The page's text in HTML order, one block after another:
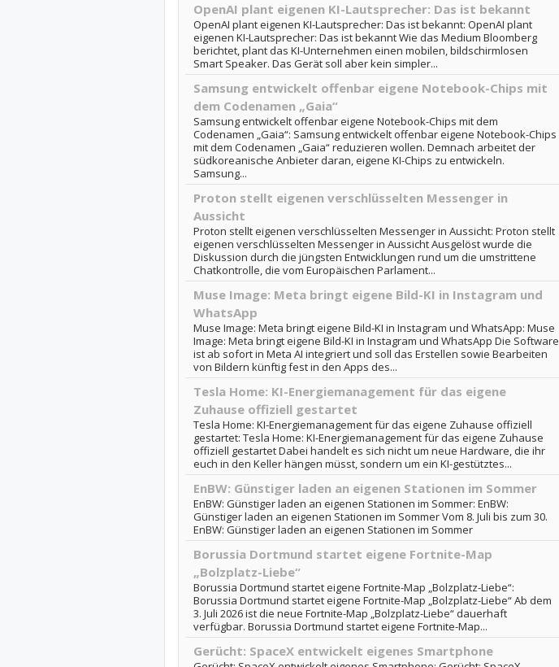
OpenAI plant eigenen KI-Lautsprecher: Das ist bekannt
OpenAI plant eigenen KI-Lautsprecher: Das ist bekannt: OpenAI plant
eigenen KI-Lautsprecher: Das ist bekannt Wie das Medium Bloomberg
berichtet, plant das KI-Unternehmen einen mobilen, bildschirmlosen
Smart Speaker. Das Gerät soll aber kein simpler...
Samsung entwickelt offenbar eigene Notebook-Chips mit
dem Codenamen „Gaia“
Samsung entwickelt offenbar eigene Notebook-Chips mit dem
Codenamen „Gaia“: Samsung entwickelt offenbar eigene Notebook-Chips
mit dem Codenamen „Gaia“ reduzieren wollen. Demnach arbeitet der
südkoreanische Anbieter daran, eigene KI-Chips zu entwickeln.
Samsung...
Proton stellt eigenen verschlüsselten Messenger in
Aussicht
Proton stellt eigenen verschlüsselten Messenger in Aussicht: Proton stellt
eigenen verschlüsselten Messenger in Aussicht Ausgelöst wurde die
Diskussion durch die jüngsten Entwicklungen rund um die umstrittene
Chatkontrolle, die vom Europäischen Parlament...
Muse Image: Meta bringt eigene Bild-KI in Instagram und
WhatsApp
Muse Image: Meta bringt eigene Bild-KI in Instagram und WhatsApp: Muse
Image: Meta bringt eigene Bild-KI in Instagram und WhatsApp Die Software
ist ab sofort in Meta AI integriert und soll das Erstellen sowie Bearbeiten
von Bildern künftig fest in den Apps des...
Tesla Home: KI-Energiemanagement für das eigene
Zuhause offiziell gestartet
Tesla Home: KI-Energiemanagement für das eigene Zuhause offiziell
gestartet: Tesla Home: KI-Energiemanagement für das eigene Zuhause
offiziell gestartet Dabei handelt es sich nicht um neue Hardware, die ihr
euch in den Keller hängen müsst, sondern um ein KI-gestütztes...
EnBW: Günstiger laden an eigenen Stationen im Sommer
EnBW: Günstiger laden an eigenen Stationen im Sommer: EnBW:
Günstiger laden an eigenen Stationen im Sommer Vom 8. Juli bis zum 30.
EnBW: Günstiger laden an eigenen Stationen im Sommer
Borussia Dortmund startet eigene Fortnite-Map
„Bolzplatz-Liebe“
Borussia Dortmund startet eigene Fortnite-Map „Bolzplatz-Liebe“:
Borussia Dortmund startet eigene Fortnite-Map „Bolzplatz-Liebe“ Ab dem
3. Juli 2026 ist die neue Fortnite-Map „Bolzplatz-Liebe“ dauerhaft
verfügbar. Borussia Dortmund startet eigene Fortnite-Map...
Gerücht: SpaceX entwickelt eigenes Smartphone